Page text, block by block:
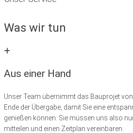
Was wir tun
Aus einer Hand
Unser Team übernimmt das Bauprojet
Ende der Übergabe, damit Sie eine
genießen können. Sie müssen uns also
mitteilen und einen Zeitplan vereinbaren.